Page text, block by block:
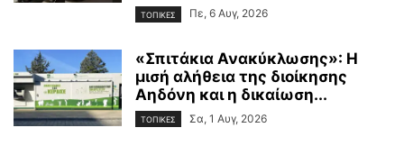
ΤΟΠΙΚΕΣ Πε, 6 Αυγ, 2026
«Σπιτάκια Ανακύκλωσης»: Η
μισή αλήθεια της διοίκησης
Αηδόνη και η δικαίωση...
ΤΟΠΙΚΕΣ Σα, 1 Αυγ, 2026